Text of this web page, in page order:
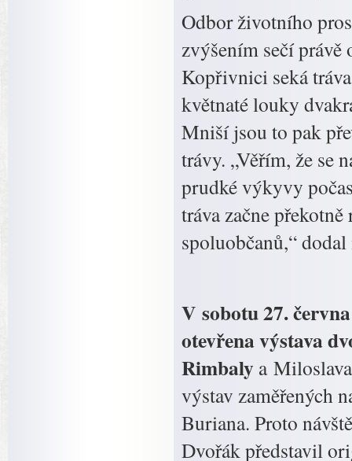
Odbor životního
zvýšením sečí
Kopřivnici seká
květnaté louky
Mniší jsou to pak
trávy. „Věřím, že se
prudké výkyvy
tráva začne
spoluobčanů,“
V sobotu 27.
otevřena výstava
Rimbaly a
výstav zaměřených
Buriana. Proto
Dvořák představil